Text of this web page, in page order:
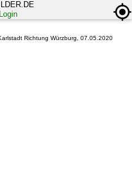
Login
Richtung Würzburg, 07.05.2020